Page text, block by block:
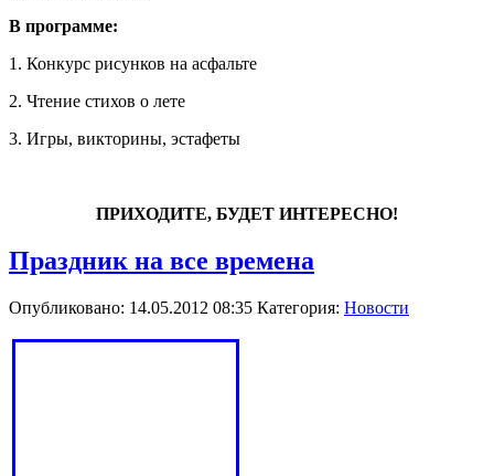
В программе:
1. Конкурс рисунков на асфальте
2. Чтение стихов о лете
3. Игры, викторины, эстафеты
ПРИХОДИТЕ, БУДЕТ ИНТЕРЕСНО!
Праздник на все времена
Опубликовано: 14.05.2012 08:35 Категория: Новости